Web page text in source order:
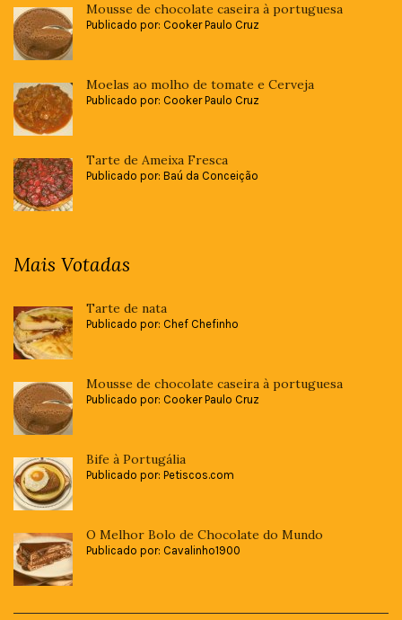
Mousse de chocolate caseira à portuguesa
Publicado por: Cooker Paulo Cruz
Moelas ao molho de tomate e Cerveja
Publicado por: Cooker Paulo Cruz
Tarte de Ameixa Fresca
Publicado por: Baú da Conceição
Mais Votadas
Tarte de nata
Publicado por: Chef Chefinho
Mousse de chocolate caseira à portuguesa
Publicado por: Cooker Paulo Cruz
Bife à Portugália
Publicado por: Petiscos.com
O Melhor Bolo de Chocolate do Mundo
Publicado por: Cavalinho1900